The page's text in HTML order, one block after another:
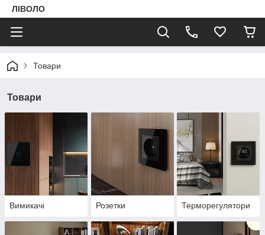
ЛІВОЛО
Товари
Товари
Вимикачі Розетки Терморегулятори